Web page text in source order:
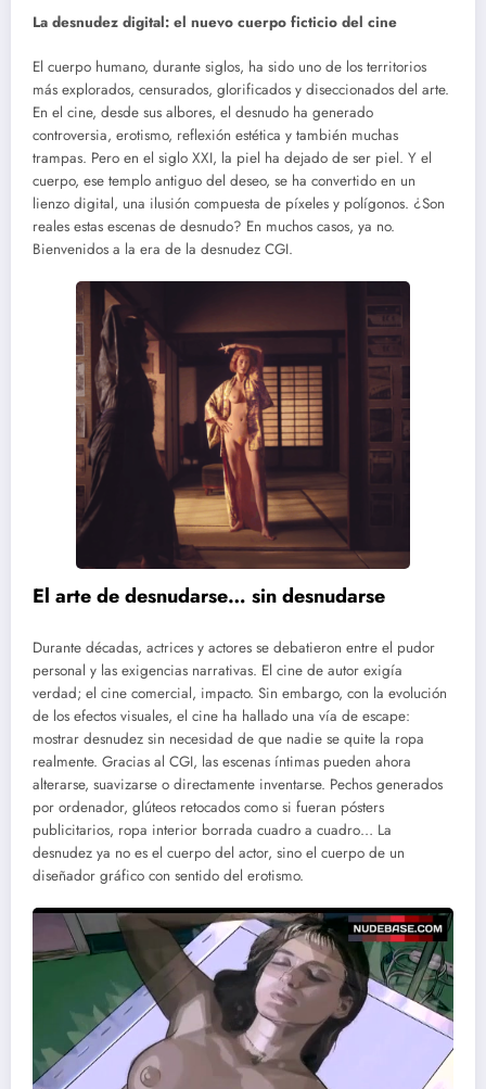
La desnudez digital: el nuevo cuerpo ficticio del cine
El cuerpo humano, durante siglos, ha sido uno de los territorios
más explorados, censurados, glorificados y diseccionados del arte.
En el cine, desde sus albores, el desnudo ha generado
controversia, erotismo, reflexión estética y también muchas
trampas. Pero en el siglo XXI, la piel ha dejado de ser piel. Y el
cuerpo, ese templo antiguo del deseo, se ha convertido en un
lienzo digital, una ilusión compuesta de píxeles y polígonos. ¿Son
reales estas escenas de desnudo? En muchos casos, ya no.
Bienvenidos a la era de la desnudez CGI.
El arte de desnudarse… sin desnudarse
Durante décadas, actrices y actores se debatieron entre el pudor
personal y las exigencias narrativas. El cine de autor exigía
verdad; el cine comercial, impacto. Sin embargo, con la evolución
de los efectos visuales, el cine ha hallado una vía de escape:
mostrar desnudez sin necesidad de que nadie se quite la ropa
realmente. Gracias al CGI, las escenas íntimas pueden ahora
alterarse, suavizarse o directamente inventarse. Pechos generados
por ordenador, glúteos retocados como si fueran pósters
publicitarios, ropa interior borrada cuadro a cuadro… La
desnudez ya no es el cuerpo del actor, sino el cuerpo de un
diseñador gráfico con sentido del erotismo.